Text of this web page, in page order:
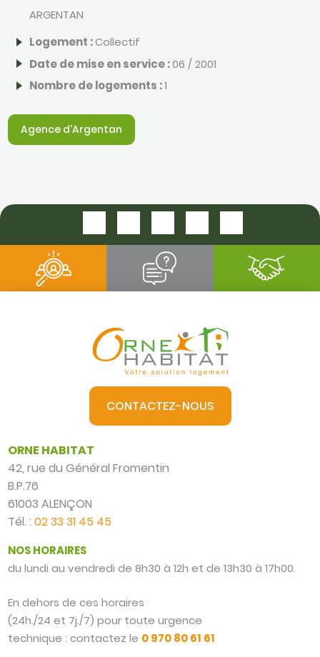
ARGENTAN
Logement :Collectif
Date de mise en service :06 / 2001
Nombre de logements :1
Agence d'Argentan
CONTACTEZ-NOUS
ORNE HABITAT
42, rue du Général Fromentin
B.P.76
61003 ALENÇON
Tél. :02 33 31 45 45
NOS HORAIRES
du lundi au vendredi de 8h30 à 12h et de 13h30 à 17h00.
En dehors de ces horaires
(24h./24 et 7j./7) pour toute urgence
technique : contactez le 0 970 80 61 61